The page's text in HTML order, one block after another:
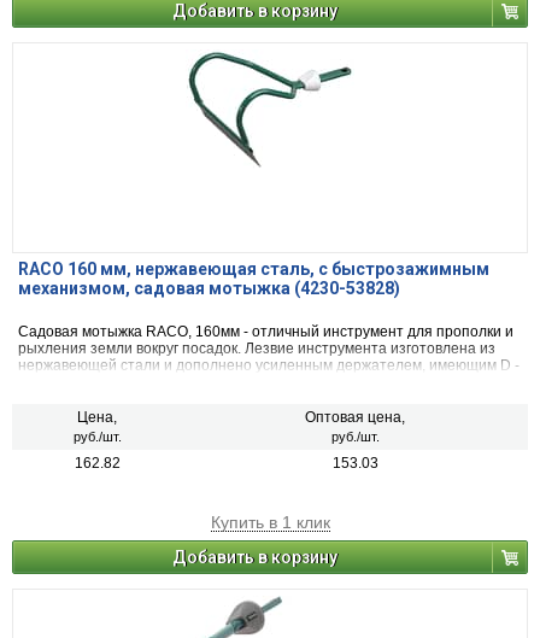
Добавить в корзину
RACO 160 мм, нержавеющая сталь, с быстрозажимным
механизмом, садовая мотыжка (4230-53828)
Садовая мотыжка RACO, 160мм - отличный инструмент для прополки и
рыхления земли вокруг посадок. Лезвие инструмента изготовлена из
нержавеющей стали и дополнено усиленным держателем, имеющим D -
Цена,
руб./шт.
Оптовая цена,
руб./шт.
162.82 153.03
Купить в 1 клик
Добавить в корзину